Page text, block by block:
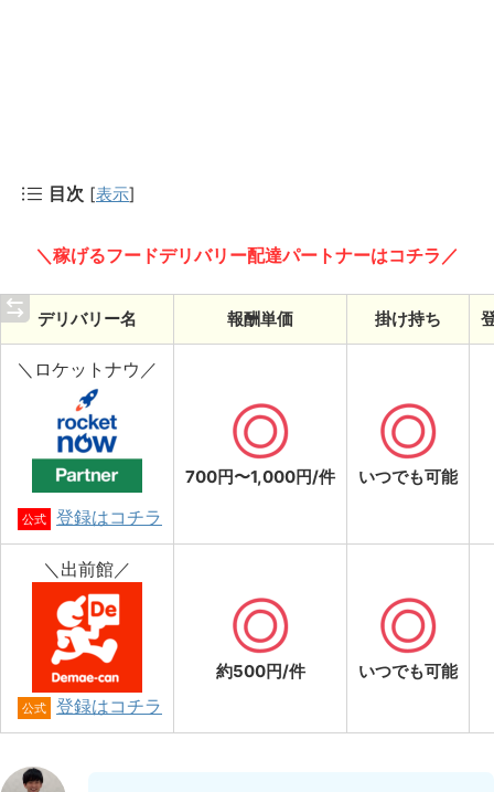
目次 [表示]
＼稼げるフードデリバリー配達パートナーはコチラ／
デリバリー名 報酬単価 掛け持ち
＼ロケットナウ／
公式 登録はコチラ
700円〜1,000円/件 いつでも可能
＼出前館／
公式 登録はコチラ
約500円/件 いつでも可能